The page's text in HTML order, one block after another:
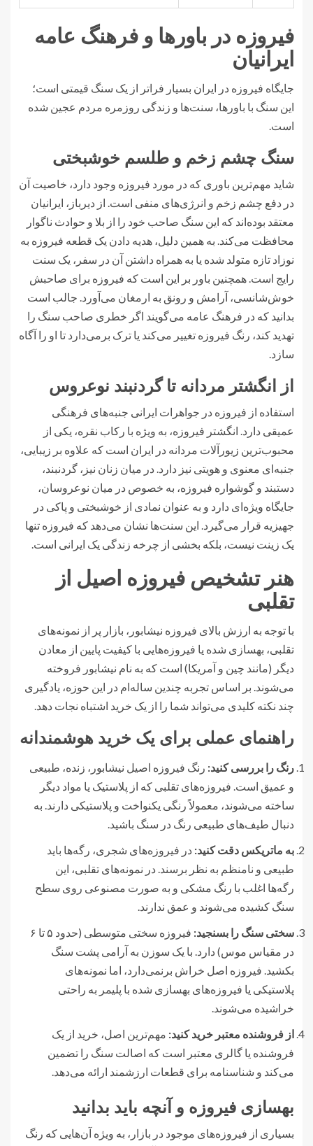
فیروزه در باورها و فرهنگ عامه
ایرانیان
جایگاه فیروزه در ایران بسیار فراتر از یک سنگ قیمتی است؛
این سنگ با باورها، سنت‌ها و زندگی روزمره مردم عجین شده
است.
سنگ چشم زخم و طلسم خوشبختی
شاید مهم‌ترین باوری که در مورد فیروزه وجود دارد، خاصیت آن
در دفع چشم زخم و انرژی‌های منفی است. از دیرباز، ایرانیان
معتقد بوده‌اند که این سنگ صاحب خود را از بلا و حوادث ناگوار
محافظت می‌کند. به همین دلیل، هدیه دادن یک قطعه فیروزه به
نوزاد تازه متولد شده یا به همراه داشتن آن در سفر، یک سنت
رایج است. همچنین باور بر این است که فیروزه برای صاحبش
خوش‌شانسی، آرامش و رونق به ارمغان می‌آورد. جالب است
بدانید که در فرهنگ عامه می‌گویند اگر خطری صاحب سنگ را
تهدید کند، رنگ فیروزه تغییر می‌کند یا ترک برمی‌دارد تا او را آگاه
سازد.
از انگشتر مردانه تا گردنبند نوعروس
استفاده از فیروزه در جواهرات ایرانی جنبه‌های فرهنگی
عمیقی دارد. انگشتر فیروزه، به ویژه با رکاب نقره، یکی از
محبوب‌ترین زیورآلات مردانه در ایران است که علاوه بر زیبایی،
جنبه‌ای معنوی و هویتی نیز دارد. در میان زنان نیز، گردنبند،
دستبند و گوشواره فیروزه، به خصوص در میان نوعروسان،
جایگاه ویژه‌ای دارد و به عنوان نمادی از خوشبختی و پاکی در
جهیزیه قرار می‌گیرد. این سنت‌ها نشان می‌دهد که فیروزه تنها
یک زینت نیست، بلکه بخشی از چرخه زندگی یک ایرانی است.
هنر تشخیص فیروزه اصیل از
تقلبی
با توجه به ارزش بالای فیروزه نیشابور، بازار پر از نمونه‌های
تقلبی، بهسازی شده یا فیروزه‌هایی با کیفیت پایین از معادن
دیگر (مانند چین و آمریکا) است که به نام نیشابور فروخته
می‌شوند. بر اساس تجربه چندین ساله‌ام در این حوزه، یادگیری
چند نکته کلیدی می‌تواند شما را از یک خرید اشتباه نجات دهد.
راهنمای عملی برای یک خرید هوشمندانه
رنگ را بررسی کنید: رنگ فیروزه اصیل نیشابور، زنده، طبیعی
و عمیق است. فیروزه‌های تقلبی که از پلاستیک یا مواد دیگر
ساخته می‌شوند، معمولاً رنگی یکنواخت و پلاستیکی دارند. به
دنبال طیف‌های طبیعی رنگ در سنگ باشید.
به ماتریکس دقت کنید: در فیروزه‌های شجری، رگه‌ها باید
طبیعی و نامنظم به نظر برسند. در نمونه‌های تقلبی، این
رگه‌ها اغلب با رنگ مشکی و به صورت مصنوعی روی سطح
سنگ کشیده می‌شوند و عمق ندارند.
سختی سنگ را بسنجید:
فیروزه سختی متوسطی (حدود ۵ تا ۶
در مقیاس موس) دارد. با یک سوزن به آرامی پشت سنگ
بکشید. فیروزه اصل خراش برنمی‌دارد، اما نمونه‌های
پلاستیکی یا فیروزه‌های بهسازی شده با پلیمر به راحتی
خراشیده می‌شوند.
از فروشنده معتبر خرید کنید: مهم‌ترین اصل، خرید از یک
فروشنده یا گالری معتبر است که اصالت سنگ را تضمین
می‌کند و شناسنامه برای قطعات ارزشمند ارائه می‌دهد.
بهسازی فیروزه و آنچه باید بدانید
بسیاری از فیروزه‌های موجود در بازار، به ویژه آن‌هایی که رنگ